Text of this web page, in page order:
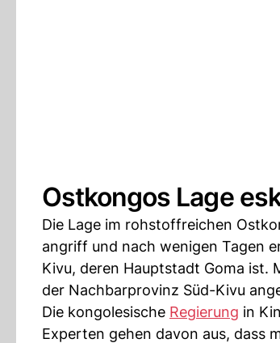
Ostkongos Lage
Die Lage im rohstoffreichen
angriff und nach wenigen Tagen
Kivu, deren Hauptstadt Goma ist.
der Nachbarprovinz Süd-Kivu
Die kongolesische Regierung in
Experten gehen davon aus, dass